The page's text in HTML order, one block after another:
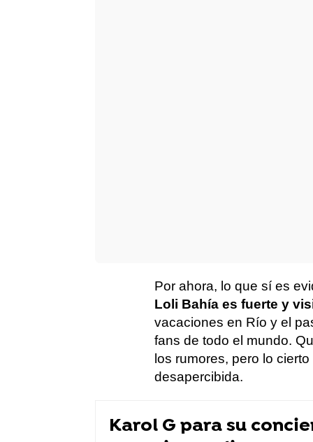
Por ahora, lo que sí es
Loli Bahía es fuerte y
vacaciones en Río y el
fans de todo el mundo.
los rumores, pero lo
desapercibida.
Karol G para su